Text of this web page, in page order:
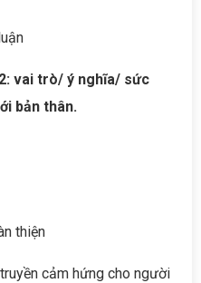
vai trò/ ý nghĩa/ sức
bản thân.
thiện
cảm hứng cho người